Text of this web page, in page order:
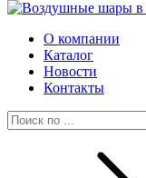
О компании
Каталог
Новости
Контакты